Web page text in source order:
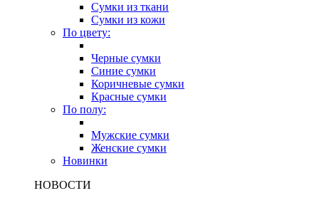
Сумки из ткани
Сумки из кожи
По цвету:
Черные сумки
Синие сумки
Коричневые сумки
Красные сумки
По полу:
Мужские сумки
Женские сумки
Новинки
НОВОСТИ